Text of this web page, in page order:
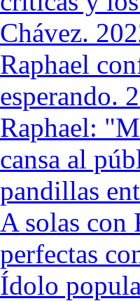
Chávez.
Raphael
esperando.
Raphael:
cansa al
pandillas
A solas con
perfectas
Ídolo